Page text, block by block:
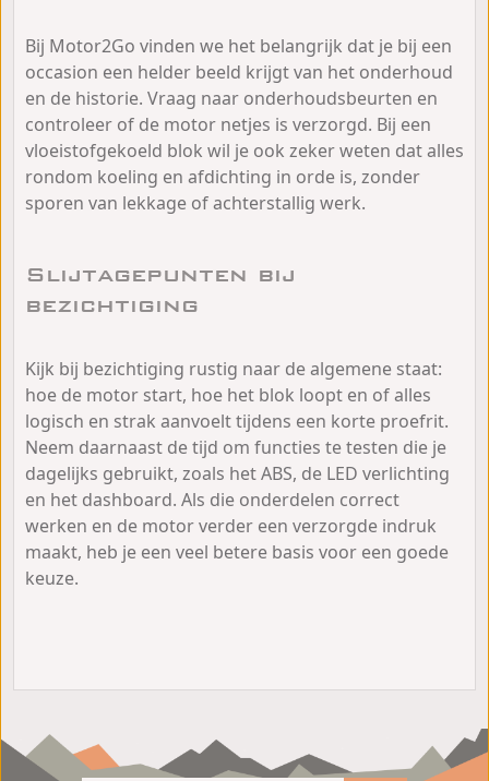
Bij Motor2Go vinden we het belangrijk dat je bij een
occasion een helder beeld krijgt van het onderhoud
en de historie. Vraag naar onderhoudsbeurten en
controleer of de motor netjes is verzorgd. Bij een
vloeistofgekoeld blok wil je ook zeker weten dat alles
rondom koeling en afdichting in orde is, zonder
sporen van lekkage of achterstallig werk.
Slijtagepunten bij
bezichtiging
Kijk bij bezichtiging rustig naar de algemene staat:
hoe de motor start, hoe het blok loopt en of alles
logisch en strak aanvoelt tijdens een korte proefrit.
Neem daarnaast de tijd om functies te testen die je
dagelijks gebruikt, zoals het ABS, de LED verlichting
en het dashboard. Als die onderdelen correct
werken en de motor verder een verzorgde indruk
maakt, heb je een veel betere basis voor een goede
keuze.